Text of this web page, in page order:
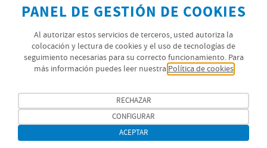
OK
POLÍTICA DE PRIVACIDAD
ÚNETE AL EQUIPO SOPREMA
PANEL DE GESTIÓN DE COOKIES
Al autorizar estos servicios de terceros, usted autoriza la
colocación y lectura de cookies y el uso de tecnologías de
seguimiento necesarias para su correcto funcionamiento. Para
más información puedes leer nuestra Política de cookies
RECHAZAR
CONFIGURAR
ACEPTAR